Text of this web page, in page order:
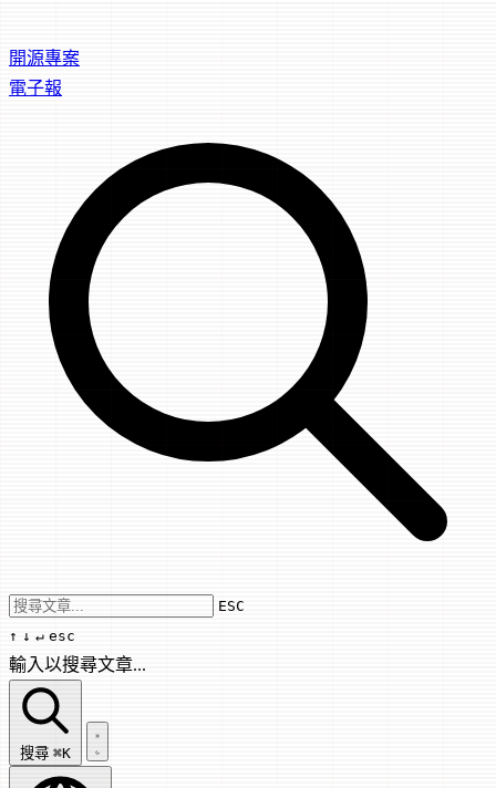
開源專案
電子報
Use arrow keys to navigate results,
ESC
↑ ↓ ↵ esc
輸入以搜尋文章...
搜尋文章...
搜尋 ⌘K